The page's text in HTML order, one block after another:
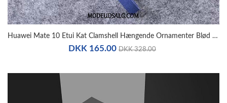
Huawei Mate 10 Etui Kat Clamshell Hængende Ornamenter Blød Alt Inklusive
DKK 165.00 DKK 328.00